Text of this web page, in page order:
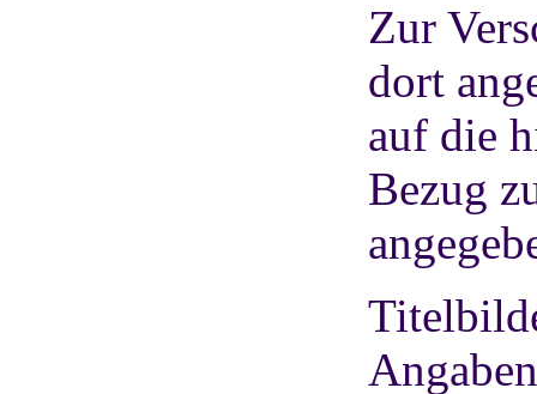
Zur
dort
auf die
Bezug